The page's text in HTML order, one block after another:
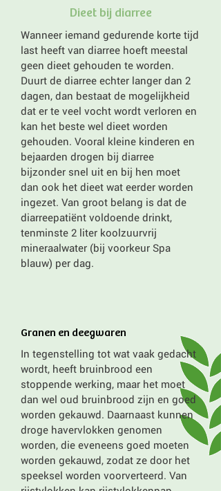
Dieet bij diarree
Wanneer iemand gedurende korte tijd
last heeft van diarree hoeft meestal
geen dieet gehouden te worden.
Duurt de diarree echter langer dan 2
dagen, dan bestaat de mogelijkheid
dat er te veel vocht wordt verloren en
kan het beste wel dieet worden
gehouden. Vooral kleine kinderen en
bejaarden drogen bij diarree
bijzonder snel uit en bij hen moet
dan ook het dieet wat eerder worden
ingezet. Van groot belang is dat de
diarreepatiënt voldoende drinkt,
tenminste 2 liter koolzuurvrij
mineraalwater (bij voorkeur Spa
blauw) per dag.
Granen en deegwaren
In tegenstelling tot wat vaak gedacht
wordt, heeft bruinbrood een
stoppende werking, maar het moet
dan wel oud bruinbrood zijn en goed
worden gekauwd. Daarnaast kunnen
droge havervlokken genomen
worden, die eveneens goed moeten
worden gekauwd, zodat ze door het
speeksel worden voorverteerd. Van